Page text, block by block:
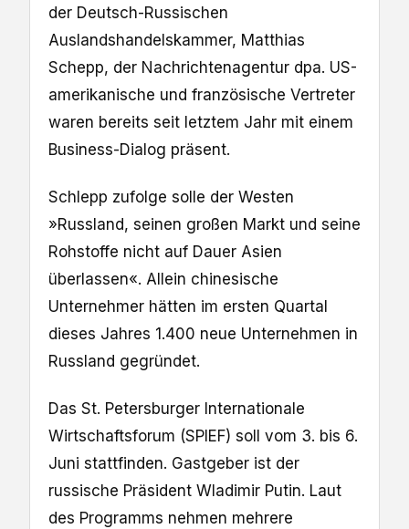
der Deutsch-Russischen
Auslandshandelskammer, Matthias
Schepp, der Nachrichtenagentur dpa. US-
amerikanische und französische Vertreter
waren bereits seit letztem Jahr mit einem
Business-Dialog präsent.
Schlepp zufolge solle der Westen
»Russland, seinen großen Markt und seine
Rohstoffe nicht auf Dauer Asien
überlassen«. Allein chinesische
Unternehmer hätten im ersten Quartal
dieses Jahres 1.400 neue Unternehmen in
Russland gegründet.
Das St. Petersburger Internationale
Wirtschaftsforum (SPIEF) soll vom 3. bis 6.
Juni stattfinden. Gastgeber ist der
russische Präsident Wladimir Putin. Laut
des Programms nehmen mehrere